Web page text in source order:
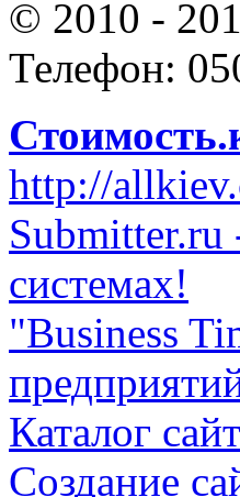
© 2010 -
Телефон:
http://
Submitter.ru
системах!
"Business
Каталог
Cоздание